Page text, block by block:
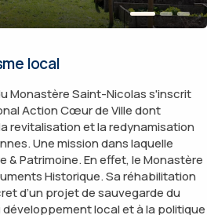
local
Monastère Saint-Nicolas s'inscrit
Action Cœur de Ville dont
revitalisation et la redynamisation
Une mission dans laquelle
& Patrimoine. En effet, le Monastère
Historique. Sa réhabilitation
d’un projet de sauvegarde du
développement local et à la politique